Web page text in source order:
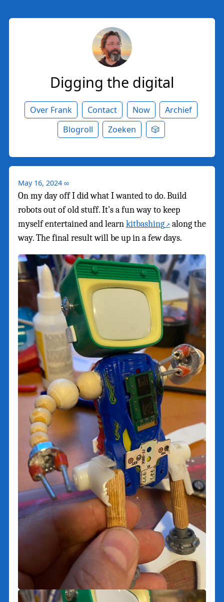
Digging the digital
Over Frank Contact Now
Archief
Blogroll
Zoeken 🎲
May 16, 2024 ∞
On my day off I did what I wanted to do. Build
robots out of old stuff. It’s a fun way to keep
myself entertained and learnkitbashing
along the
way. The final result will be up in a few days.